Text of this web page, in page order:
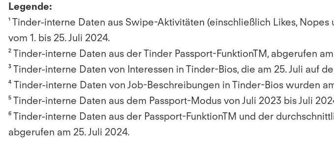
Legende:
¹ Tinder-interne Daten aus Swipe-Aktivitäten (einschließlich Likes,
vom 1. bis 25. Juli 2024.
² Tinder-interne Daten aus der Tinder Passport-FunktionTM, abgerufen
³ Tinder-interne Daten von Interessen in Tinder-Bios, die am 25. Juli auf
⁴ Tinder-interne Daten von Job-Beschreibungen in Tinder-Bios wurden
⁵ Tinder-interne Daten aus dem Passport-Modus von Juli 2023 bis Juli
⁶ Tinder-interne Daten aus der Passport-FunktionTM und der
abgerufen am 25. Juli 2024.